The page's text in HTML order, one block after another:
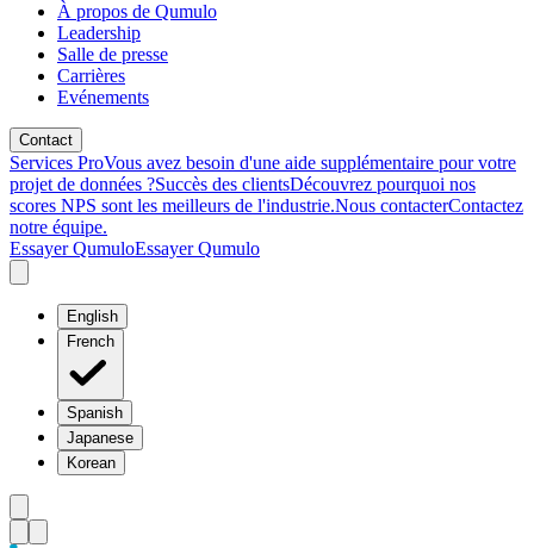
À propos de Qumulo
Leadership
Salle de presse
Carrières
Evénements
Contact
Services ProVous avez besoin d'une aide supplémentaire pour votre
projet de données ?Succès des clientsDécouvrez pourquoi nos
scores NPS sont les meilleurs de l'industrie.Nous contacterContactez
notre équipe.
Essayer QumuloEssayer Qumulo
English
French
Spanish
Japanese
Korean